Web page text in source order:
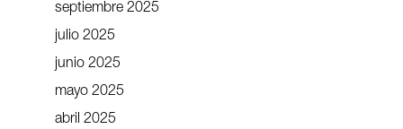
septiembre 2025
julio 2025
junio 2025
mayo 2025
abril 2025